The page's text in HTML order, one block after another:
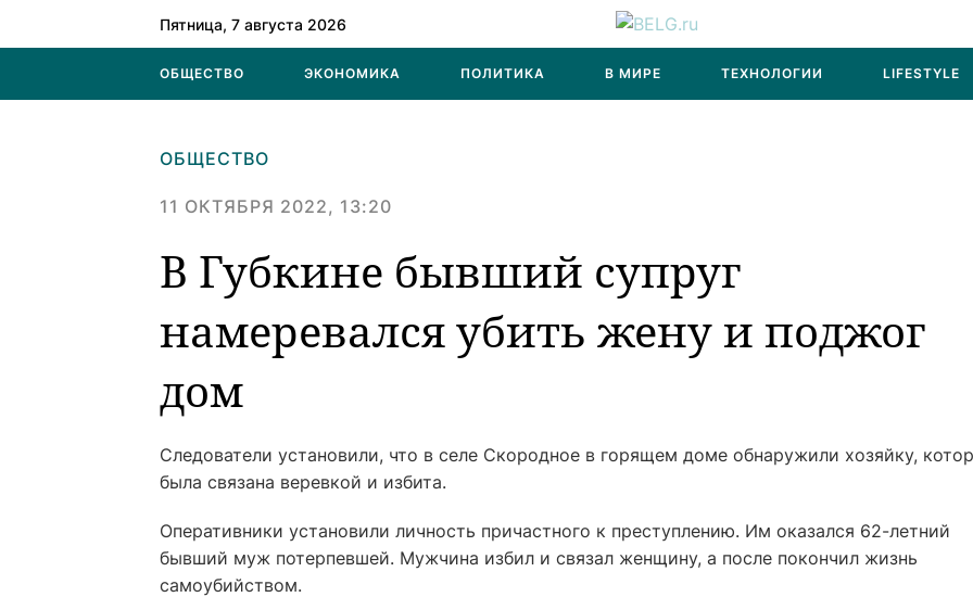
Пятница, 7 августа 2026
ОБЩЕСТВО ЭКОНОМИКА ПОЛИТИКА В МИРЕ ТЕХНОЛОГИИ LIFESTYLE
ОБЩЕСТВО
11 ОКТЯБРЯ 2022, 13:20
В Губкине бывший супруг
намеревался убить жену и поджог
дом
Следователи установили, что в селе Скородное в горящем доме обнаружили хозяйку,
была связана веревкой и избита.
Оперативники установили личность причастного к преступлению. Им оказался 62-летний
бывший муж потерпевшей. Мужчина избил и связал женщину, а после покончил жизнь
самоубийством.